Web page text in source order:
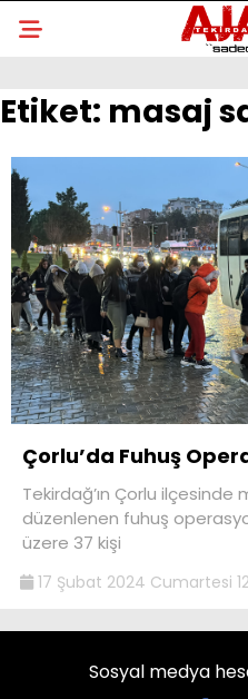
Etiket: masaj
Çorlu’da Fuhuş
Tekirdağ’ın Çorlu ilçesinde
düzenlenen fuhuş
üzere 37 kişi
17 Şubat 2024 Cumartesi
Sosyal medya